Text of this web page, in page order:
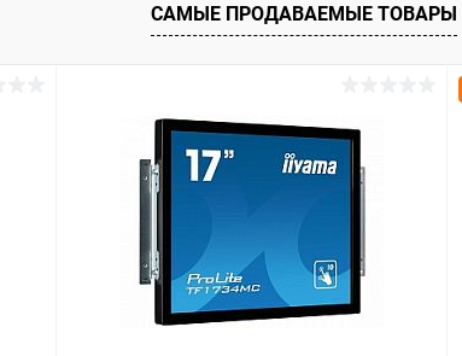
САМЫЕ ПРОДАВАЕМЫЕ ТОВАРЫ